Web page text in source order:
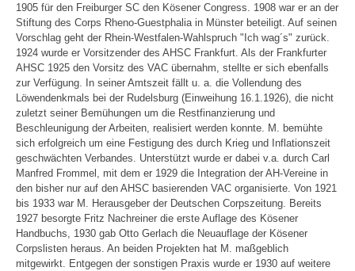
1905 für den Freiburger SC den Kösener Congress. 1908 war er an der
Stiftung des Corps Rheno-Guestphalia in Münster beteiligt. Auf seinen
Vorschlag geht der Rhein-Westfalen-Wahlspruch "Ich wag´s" zurück.
1924 wurde er Vorsitzender des AHSC Frankfurt. Als der Frankfurter
AHSC 1925 den Vorsitz des VAC übernahm, stellte er sich ebenfalls
zur Verfügung. In seiner Amtszeit fällt u. a. die Vollendung des
Löwendenkmals bei der Rudelsburg (Einweihung 16.1.1926), die nicht
zuletzt seiner Bemühungen um die Restfinanzierung und
Beschleunigung der Arbeiten, realisiert werden konnte. M. bemühte
sich erfolgreich um eine Festigung des durch Krieg und Inflationszeit
geschwächten Verbandes. Unterstützt wurde er dabei v.a. durch Carl
Manfred Frommel, mit dem er 1929 die Integration der AH-Vereine in
den bisher nur auf den AHSC basierenden VAC organisierte. Von 1921
bis 1933 war M. Herausgeber der Deutschen Corpszeitung. Bereits
1927 besorgte Fritz Nachreiner die erste Auflage des Kösener
Handbuchs, 1930 gab Otto Gerlach die Neuauflage der Kösener
Corpslisten heraus. An beiden Projekten hat M. maßgeblich
mitgewirkt. Entgegen der sonstigen Praxis wurde er 1930 auf weitere